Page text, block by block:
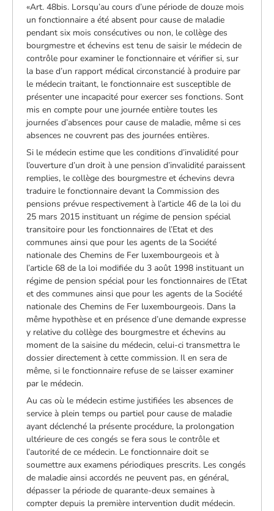
«Art. 48bis. Lorsqu’au cours d’une période de douze mois
un fonctionnaire a été absent pour cause de maladie
pendant six mois consécutives ou non, le collège des
bourgmestre et échevins est tenu de saisir le médecin de
contrôle pour examiner le fonctionnaire et vérifier si, sur
la base d’un rapport médical circonstancié à produire par
le médecin traitant, le fonctionnaire est susceptible de
présenter une incapacité pour exercer ses fonctions. Sont
mis en compte pour une journée entière toutes les
journées d’absences pour cause de maladie, même si ces
absences ne couvrent pas des journées entières.
Si le médecin estime que les conditions d’invalidité pour
l’ouverture d’un droit à une pension d’invalidité paraissent
remplies, le collège des bourgmestre et échevins devra
traduire le fonctionnaire devant la Commission des
pensions prévue respectivement à l’article 46 de la loi du
25 mars 2015 instituant un régime de pension spécial
transitoire pour les fonctionnaires de l’Etat et des
communes ainsi que pour les agents de la Société
nationale des Chemins de Fer luxembourgeois et à
l’article 68 de la loi modifiée du 3 août 1998 instituant un
régime de pension spécial pour les fonctionnaires de l’Etat
et des communes ainsi que pour les agents de la Société
nationale des Chemins de Fer luxembourgeois. Dans la
même hypothèse et en présence d’une demande expresse
y relative du collège des bourgmestre et échevins au
moment de la saisine du médecin, celui-ci transmettra le
dossier directement à cette commission. Il en sera de
même, si le fonctionnaire refuse de se laisser examiner
par le médecin.
Au cas où le médecin estime justifiées les absences de
service à plein temps ou partiel pour cause de maladie
ayant déclenché la présente procédure, la prolongation
ultérieure de ces congés se fera sous le contrôle et
l’autorité de ce médecin. Le fonctionnaire doit se
soumettre aux examens périodiques prescrits. Les congés
de maladie ainsi accordés ne peuvent pas, en général,
dépasser la période de quarante-deux semaines à
compter depuis la première intervention dudit médecin.